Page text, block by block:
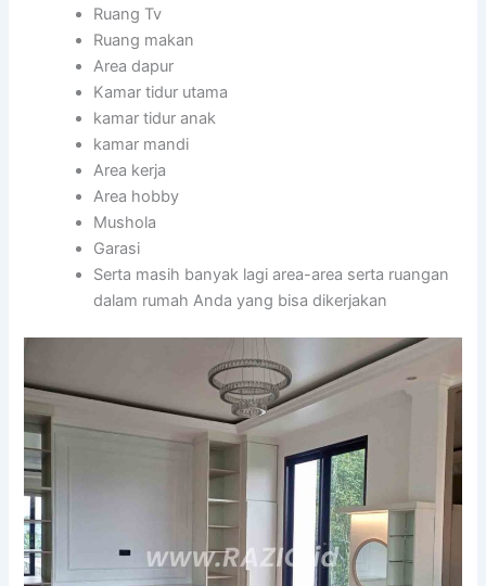
Ruang Tv
Ruang makan
Area dapur
Kamar tidur utama
kamar tidur anak
kamar mandi
Area kerja
Area hobby
Mushola
Garasi
Serta masih banyak lagi area-area serta ruangan
dalam rumah Anda yang bisa dikerjakan